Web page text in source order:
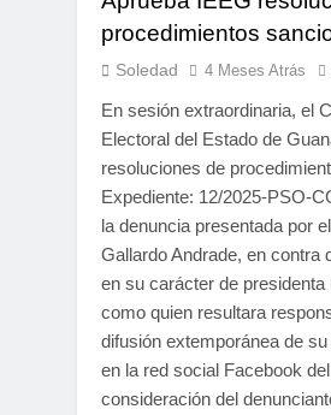
procedimientos
Soledad 4 Meses Atrás
En sesión extraordinaria, el
Electoral del Estado de
resoluciones de
Expediente: 12/2025-PSO-
la denuncia presentada por
Gallardo Andrade, en contra
en su carácter de
como quien resultara
difusión extemporánea de
en la red social Facebook
consideración del